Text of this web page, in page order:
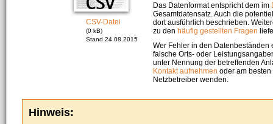
CSV-Datei
(0 kB)
Stand 24.08.2015
Das Datenformat entspricht dem im
Gesamtdatensatz. Auch die
dort ausführlich beschrieben.
zu den häufig gestellten Fragen
Wer Fehler in den Datenbeständen
falsche Orts- oder
unter Nennung der betreffenden
Kontakt aufnehmen oder am
Netzbetreiber wenden.
Hinweis: